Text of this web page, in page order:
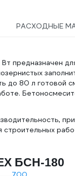
РАСХОДНЫЕ
предназначен
до 80 л готовой
при
строительных
БСН-180